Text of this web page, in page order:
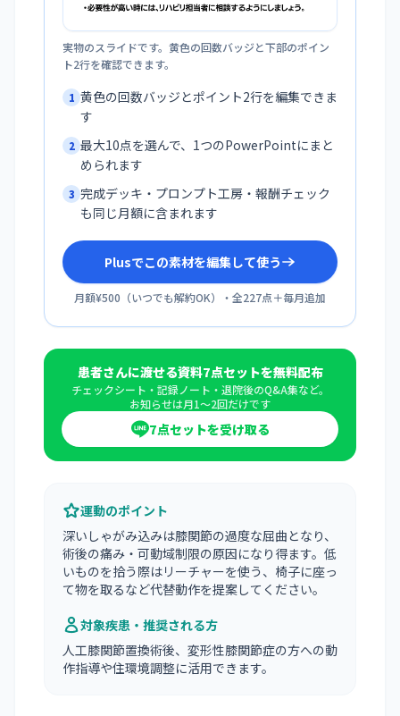
実物のスライドです。黄色の回数バッジと下部のポイン
ト2行を確認できます。
1 黄色の回数バッジとポイント2行を編集できま
す
2 最大10点を選んで、1つのPowerPointにまと
められます
3 完成デッキ・プロンプト工房・報酬チェック
も同じ月額に含まれます
Plusでこの素材を編集して使う
月額¥500 （いつでも解約OK）・全227点＋毎月追加
患者さんに渡せる資料7点セットを無料配布
チェックシート・記録ノート・退院後のQ&A集など。
お知らせは月1〜2回だけです
7点セットを受け取る
運動のポイント
深いしゃがみ込みは膝関節の過度な屈曲となり、
術後の痛み・可動域制限の原因になり得ます。低
いものを拾う際はリーチャーを使う、椅子に座っ
て物を取るなど代替動作を提案してください。
対象疾患・推奨される方
人工膝関節置換術後、変形性膝関節症の方への動
作指導や住環境調整に活用できます。